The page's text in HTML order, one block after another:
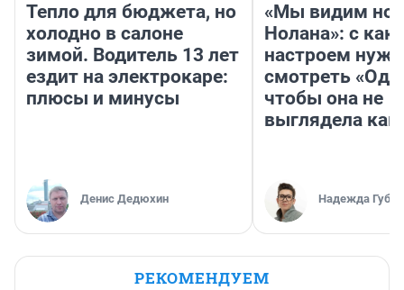
Тепло для бюджета, но
холодно в салоне
зимой. Водитель 13 лет
ездит на электрокаре:
плюсы и минусы
Денис Дедюхин
«Мы видим
Нолана»: с
настроем
смотреть
чтобы она не
выглядела как
Надежда
РЕКОМЕНДУЕМ